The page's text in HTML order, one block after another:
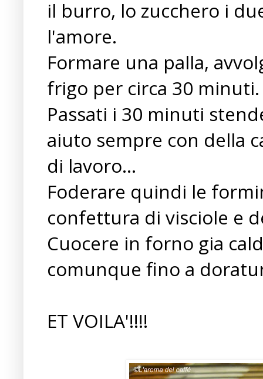
il burro, lo zucchero i
l'amore.
Formare una palla,
frigo per circa 30 minuti.
Passati i 30 minuti
aiuto sempre con della
di lavoro...
Foderare quindi le
confettura di visciole e
Cuocere in forno gia
comunque fino a
ET VOILA'!!!!